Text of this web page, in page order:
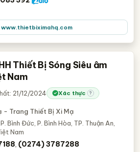
www.thietbiximahq.com
Thiết Bị Sóng Siêu âm
Nam
21/12/2024 Xác thực ?
- Trang Thiết Bị Xi Mạ
Bình Đức, P. Bình Hòa, TP. Thuận An,
Nam
(0274) 3787288